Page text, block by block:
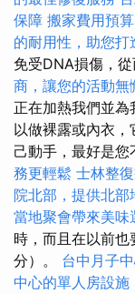
保障 搬家費用預
的耐用性，助您打
免受DNA損傷，
商，讓您的活動無
正在加熱我們並
以做裸露或內衣
己動手，最好是您
務更輕鬆 士林整
院北部，提供北
當地聚會帶來美味
時，而且在以前
分）。 台中月子
中心的單人房設